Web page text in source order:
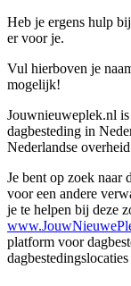
Heb je ergens hulp
er voor je.
Vul hierboven je
mogelijk!
Jouwnieuweplek.nl
dagbesteding in
Nederlandse
Je bent op zoek naar
voor een andere
je te helpen bij deze
platform voor